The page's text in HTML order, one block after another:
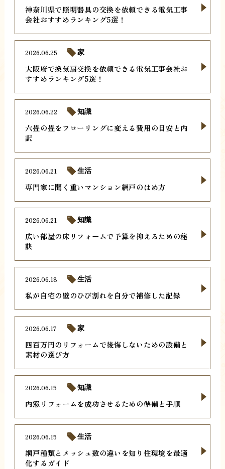
神奈川県で照明器具の交換を依頼できる電気工事
会社おすすめランキング5選！
大阪府で換気扇交換を依頼できる電気工事会社お
すすめランキング5選！
2026.06.25 家
六畳の畳をフローリングに変える費用の目安と内
訳
2026.06.22 知識
専門家に聞く重いマンション網戸のはめ方
2026.06.21 生活
広い部屋の床リフォームで予算を抑えるための秘
訣
2026.06.21 知識
私が自宅の壁のひび割れを自分で補修した記録
2026.06.18 生活
四百万円のリフォームで後悔しないための設備と
素材の選び方
2026.06.17 家
内窓リフォームを成功させるための準備と手順
2026.06.15 知識
網戸種類とメッシュ数の違いを知り住環境を最適
化するガイド
2026.06.15 生活